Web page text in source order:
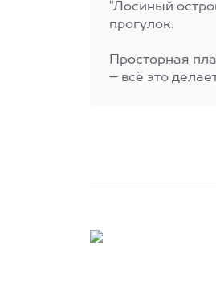
"Лосиный
прогулок.
Просторная
– всё это